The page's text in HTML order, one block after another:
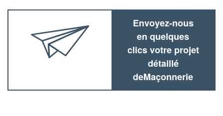
Envoyez-nous
en quelques
clics votre projet
détaillé
deMaçonnerie